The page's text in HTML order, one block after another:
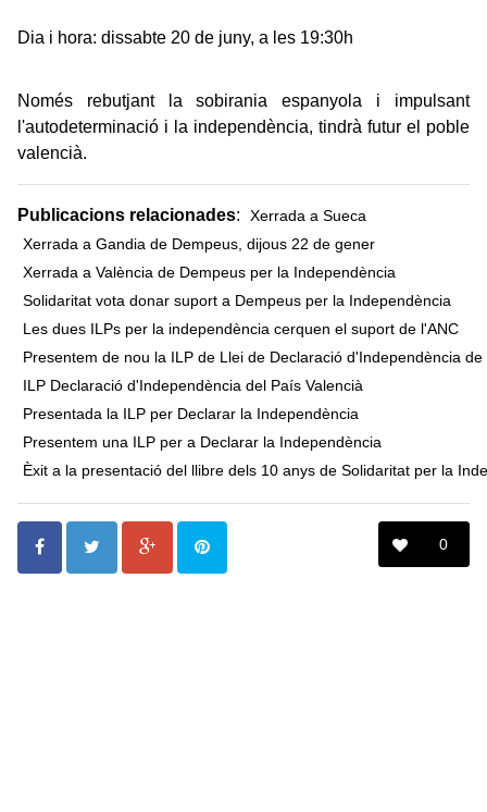
Dia i hora: dissabte 20 de juny, a les 19:30h
Només rebutjant la sobirania espanyola i impulsant
l'autodeterminació i la independència, tindrà futur el poble
valencià.
Publicacions relacionades:
Xerrada a Sueca
Xerrada a Gandia de Dempeus, dijous 22 de gener
Xerrada a València de Dempeus per la Independència
Solidaritat vota donar suport a Dempeus per la Independència
Les dues ILPs per la independència cerquen el suport de l'ANC
Presentem de nou la ILP de Llei de Declaració d'Independència de
ILP Declaració d'Independència del País Valencià
Presentada la ILP per Declarar la Independència
Presentem una ILP per a Declarar la Independència
Èxit a la presentació del llibre dels 10 anys de Solidaritat per la
0